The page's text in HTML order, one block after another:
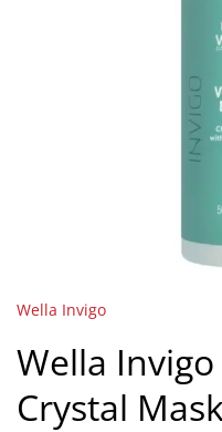
Wella Invigo
Wella
Crystal